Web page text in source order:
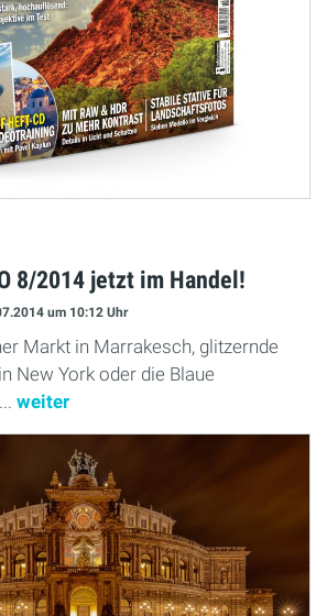
8/2014 jetzt im Handel!
um 10:12 Uhr
Markt in Marrakesch, glitzernde
New York oder die Blaue
weiter